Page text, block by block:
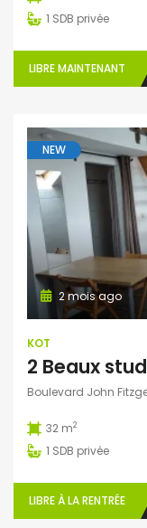
1 SDB privée
LIBRE MAINTENANT
NEW
2 mois ago
KOT
Boulevard John
32 m2
1 SDB privée
LIBRE À LA RENTRÉE